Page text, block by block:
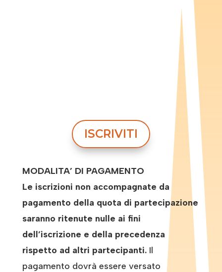
ISCRIVITI
MODALITA’ DI PAGAMENTO
Le iscrizioni non accompagnate da
pagamento della quota di partecipazione
saranno ritenute nulle ai fini
dell’iscrizione e della precedenza
rispetto ad altri partecipanti. Il
pagamento dovrà essere versato